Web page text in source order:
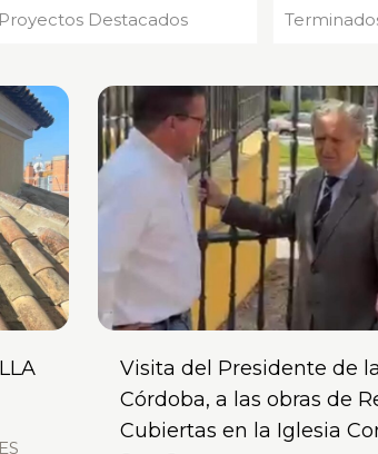
Proyectos Destacados
Visita del Presidente de
Córdoba, a las obras de
Cubiertas en la Iglesia